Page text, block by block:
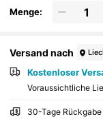
Menge:
Versand nach
Kostenloser
Voraussichtliche
30-Tage Rückgabe